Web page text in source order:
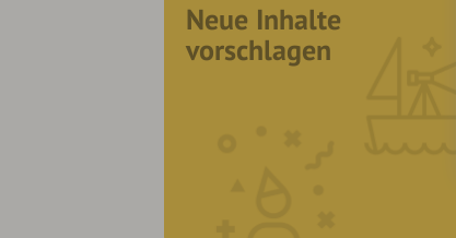
Neue Inhalte
vorschlagen